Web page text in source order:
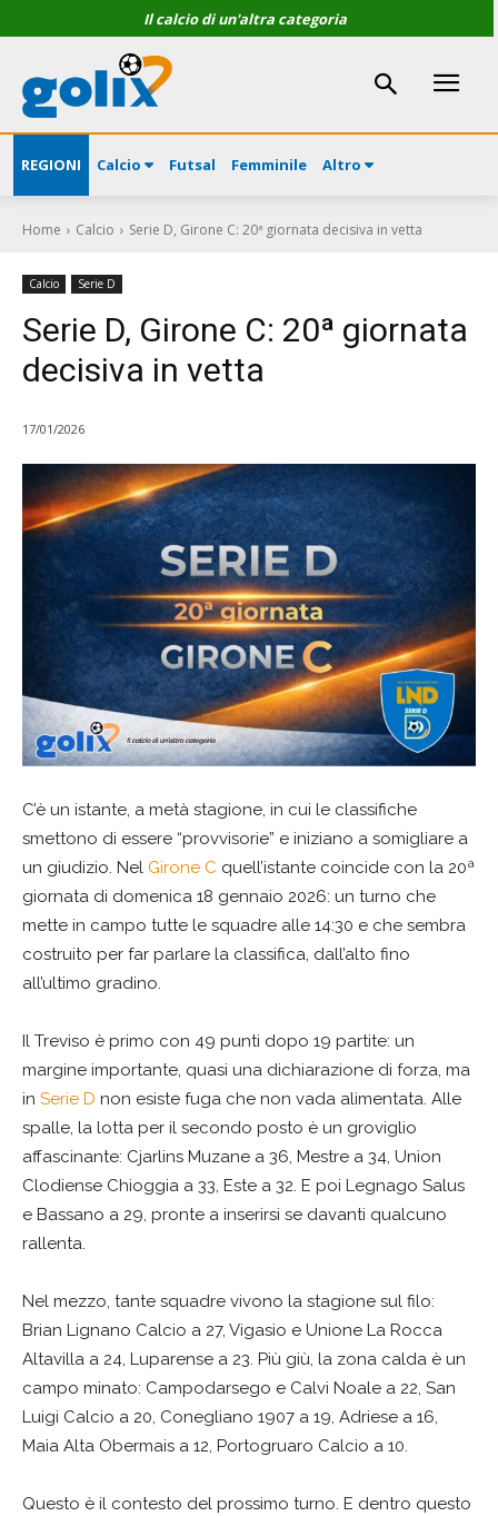
Il calcio di un'altra categoria
REGIONI Calcio Futsal Femminile Altro
Home Calcio Serie D, Girone C: 20ª giornata decisiva in vetta
Calcio Serie D
Serie D, Girone C: 20ª giornata
decisiva in vetta
17/01/2026
C’è un istante, a metà stagione, in cui le classifiche
smettono di essere “provvisorie” e iniziano a somigliare a
un giudizio. Nel Girone C quell’istante coincide con la 20ª
giornata di domenica 18 gennaio 2026: un turno che
mette in campo tutte le squadre alle 14:30 e che sembra
costruito per far parlare la classifica, dall’alto fino
all’ultimo gradino.
Il Treviso è primo con 49 punti dopo 19 partite: un
margine importante, quasi una dichiarazione di forza, ma
in Serie D non esiste fuga che non vada alimentata. Alle
spalle, la lotta per il secondo posto è un groviglio
affascinante: Cjarlins Muzane a 36, Mestre a 34, Union
Clodiense Chioggia a 33, Este a 32. E poi Legnago Salus
e Bassano a 29, pronte a inserirsi se davanti qualcuno
rallenta.
Nel mezzo, tante squadre vivono la stagione sul filo:
Brian Lignano Calcio a 27, Vigasio e Unione La Rocca
Altavilla a 24, Luparense a 23. Più giù, la zona calda è un
campo minato: Campodarsego e Calvi Noale a 22, San
Luigi Calcio a 20, Conegliano 1907 a 19, Adriese a 16,
Maia Alta Obermais a 12, Portogruaro Calcio a 10.
Questo è il contesto del prossimo turno. E dentro questo